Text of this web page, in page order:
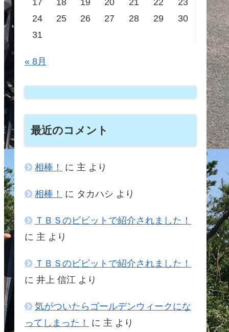
24
25 26 27 28 29
30
31
« 8月
最近のコメント
相棒！ に 主 より
相棒！ に タカハシ より
ＴＢＳのビビットで紹介されました！
に 主 より
ＴＢＳのビビットで紹介されました！
に 井上 信江 より
気がついたらゴールデンウィークにな
ってしまった！
に 主 より